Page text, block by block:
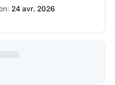
24 avr. 2026